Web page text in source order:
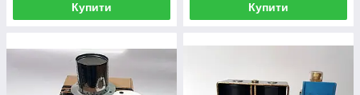
Купити Купити